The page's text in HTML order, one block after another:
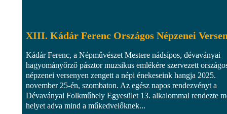
XIII. Kádár Ferenc Országos Népzenei
Kádár Ferenc, a Népművészet Mestere nádsípos, dévaványai
hagyományőrző pásztor muzsikus emlékére szervezett
népzenei versenyen zengett a népi énekeseink hangja 2025.
november 25-én, szombaton. Az egész napos rendezvényt a
Dévaványai Folkműhely Egyesület 13. alkalommal rendezte
helyet adva mind a műkedvelőknek...